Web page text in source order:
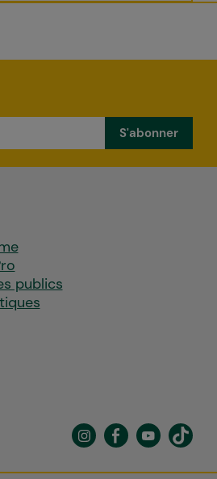
publics